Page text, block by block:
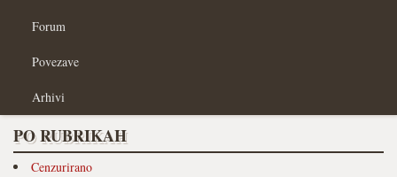
Forum
Povezave
Arhivi
PO RUBRIKAH
Cenzurirano